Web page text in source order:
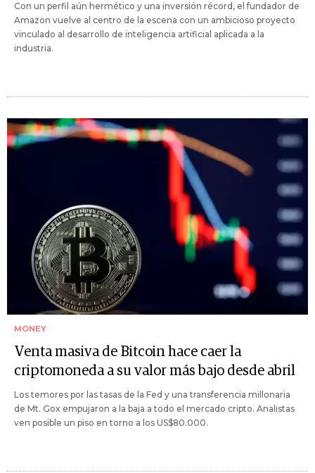
Con un perfil aún hermético y una inversión récord, el fundador de
Amazon vuelve al centro de la escena con un ambicioso proyecto
vinculado al desarrollo de inteligencia artificial aplicada a la
industria.
MONEY
Venta masiva de Bitcoin hace caer la
criptomoneda a su valor más bajo desde abril
Los temores por las tasas de la Fed y una transferencia millonaria
de Mt. Gox empujaron a la baja a todo el mercado cripto. Analistas
ven posible un piso en torno a los US$80.000.